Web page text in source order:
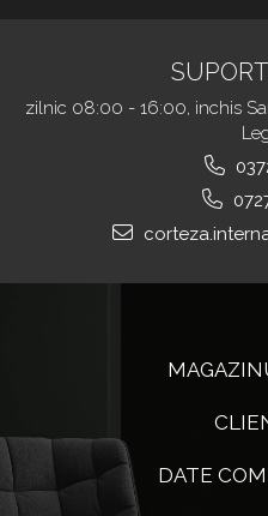
zilnic 08:00 - 16:00, inchis
DATE